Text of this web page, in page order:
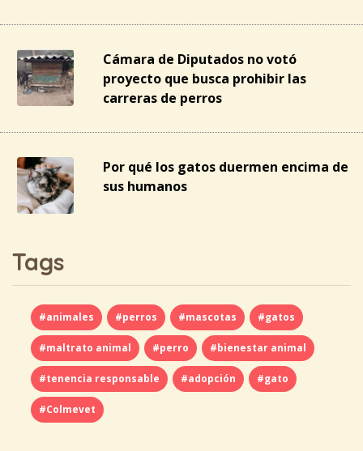
Cámara de Diputados no votó
proyecto que busca prohibir las
carreras de perros
Por qué los gatos duermen encima de
sus humanos
Tags
#animales #perros #mascotas #gatos
#maltrato animal #perro #bienestar animal
#tenencia responsable #adopción #gato
#Colmevet